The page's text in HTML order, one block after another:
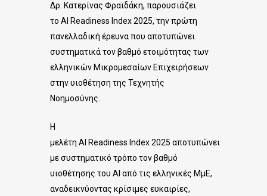
Δρ. Κατερίνας Φραϊδάκη, παρουσιάζει
το AI Readiness Index2025, την πρώτη
πανελλαδική έρευνα που αποτυπώνει
συστηματικά τον βαθμό ετοιμότητας των
ελληνικών Μικρομεσαίων Επιχειρήσεων
στην υιοθέτηση της Τεχνητής
Νοημοσύνης.
Η
μελέτη AI Readiness Index2025 αποτυπώνει
με συστηματικό τρόπο τον βαθμό
υιοθέτησης του AI από τις ελληνικές ΜμΕ,
αναδεικνύοντας κρίσιμες ευκαιρίες,